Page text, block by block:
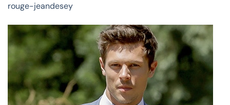
rouge-jeandesey